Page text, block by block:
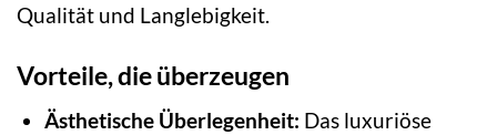
Qualität und Langlebigkeit.
Vorteile, die überzeugen
Ästhetische Überlegenheit: Das luxuriöse